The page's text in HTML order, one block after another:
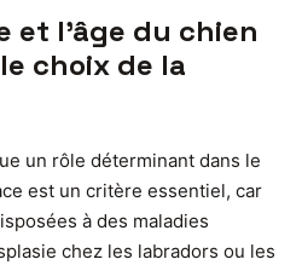
et l’âge du chien
choix de la
un rôle déterminant dans le
est un critère essentiel, car
à des maladies
chez les labradors ou les